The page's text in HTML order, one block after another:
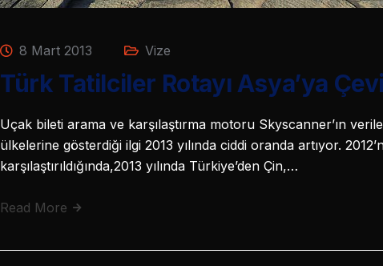
8 Mart 2013 Vize
Türk Tatilciler Rotayı Asya’ya
Uçak bileti arama ve karşılaştırma motoru Skyscanner’ın
ülkelerine gösterdiği ilgi 2013 yılında ciddi oranda artıyor.
karşılaştırıldığında,2013 yılında Türkiye’den Çin,…
Read More